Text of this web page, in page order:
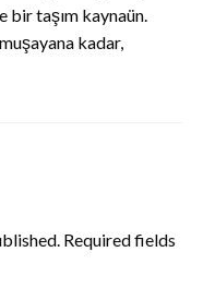
bir taşım kaynaün.
kadar,
Required fields